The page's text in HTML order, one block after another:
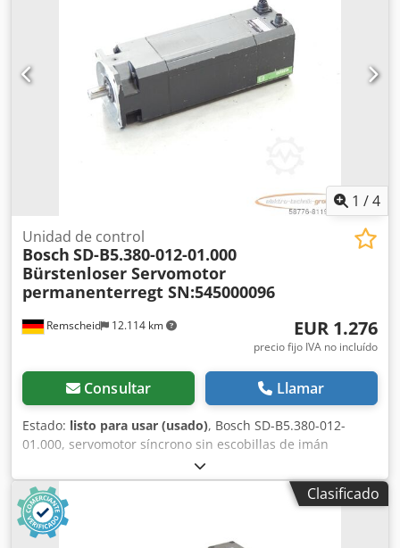
1 /4
Remscheid 12.114 km
Unidad de control
Bosch SD-B5.380-012-01.000
Bürstenloser Servomotor
permanenterregt SN:545000096
EUR 1.276
precio fijo IVA no incluído
Consultar Llamar
Estado: listo para usar (usado), Bosch SD-B5.380-012-
01.000, servomotor síncrono sin escobillas de imán
permanente, n.º de serie: 545000096, usado, con signos
normales de uso, 100 % funcional, el alcance del
suministro se corresponde con las fotos. ¡ATENCIÓN:
Solicite por separado el presupuesto para el embalaje y el
envío! Csdji D Hbhepfx Afpjrf
Clasificado